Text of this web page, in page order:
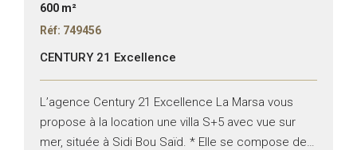
600 m²
Réf: 749456
CENTURY 21 Excellence
L’agence Century 21 Excellence La Marsa vous
propose à la location une villa S+5 avec vue sur
mer, située à Sidi Bou Saïd. * Elle se compose de :